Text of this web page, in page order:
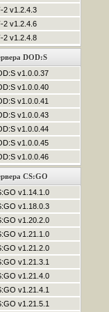
2 v1.2.4.3
2 v1.2.4.6
2 v1.2.4.8
DOD:S
v1.0.0.37
v1.0.0.40
v1.0.0.41
v1.0.0.43
v1.0.0.44
v1.0.0.45
v1.0.0.46
CS:GO
v1.14.1.0
v1.18.0.3
v1.20.2.0
v1.21.1.0
v1.21.2.0
v1.21.3.1
v1.21.4.0
v1.21.4.1
v1.21.5.1